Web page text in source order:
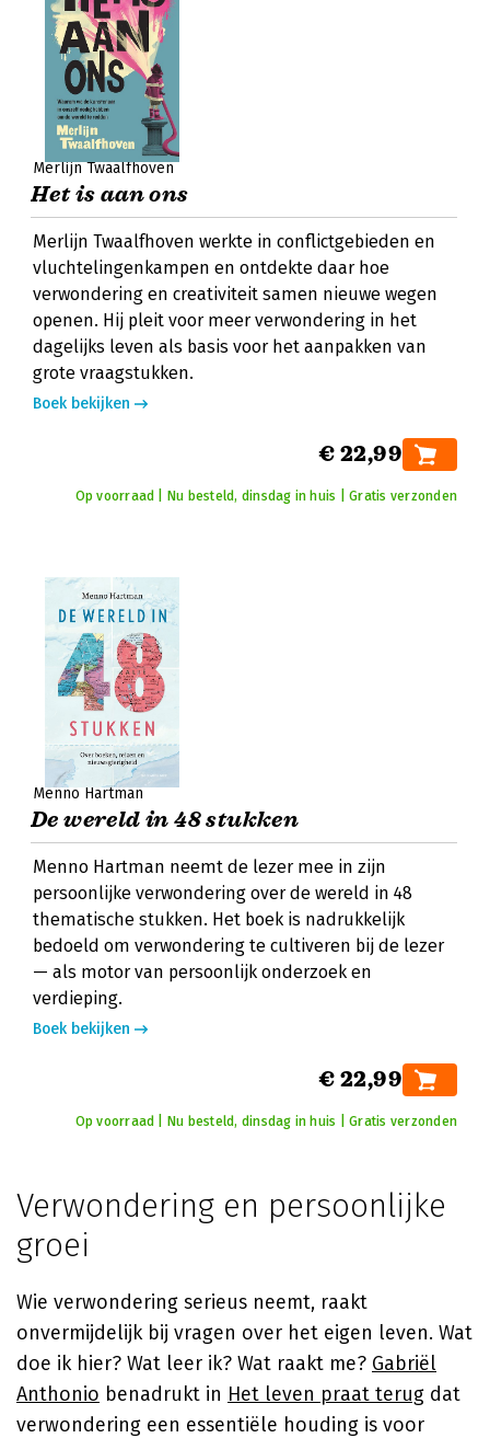
Merlijn Twaalfhoven
Het is aan ons
Merlijn Twaalfhoven werkte in conflictgebieden en
vluchtelingenkampen en ontdekte daar hoe
verwondering en creativiteit samen nieuwe wegen
openen. Hij pleit voor meer verwondering in het
dagelijks leven als basis voor het aanpakken van
grote vraagstukken.
Boek bekijken
€ 22,99
Op voorraad | Nu besteld, dinsdag in huis | Gratis verzonden
Menno Hartman
De wereld in 48 stukken
Menno Hartman neemt de lezer mee in zijn
persoonlijke verwondering over de wereld in 48
thematische stukken. Het boek is nadrukkelijk
bedoeld om verwondering te cultiveren bij de lezer
— als motor van persoonlijk onderzoek en
verdieping.
Boek bekijken
€ 22,99
Op voorraad | Nu besteld, dinsdag in huis | Gratis verzonden
Verwondering en persoonlijke
groei
Wie verwondering serieus neemt, raakt
onvermijdelijk bij vragen over het eigen leven. Wat
doe ik hier? Wat leer ik? Wat raakt me? Gabriël
Anthonio benadrukt in Het leven praat terug dat
verwondering een essentiële houding is voor